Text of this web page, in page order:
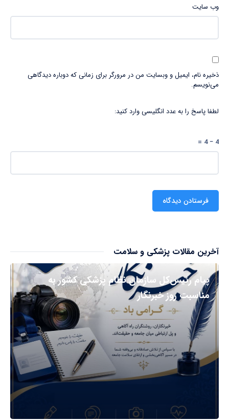
وب‌ سایت
ذخیره نام، ایمیل و وبسایت من در مرورگر برای زمانی که دوباره دیدگاهی
می‌نویسم.
لطفا پاسخ را به عدد انگلیسی وارد کنید:
4 − 4 =
آخرین مقالات پزشکی و سلامت
پیام رئیس‌کل سازمان نظام پزشکی کشور به
مناسبت روز خبرنگار